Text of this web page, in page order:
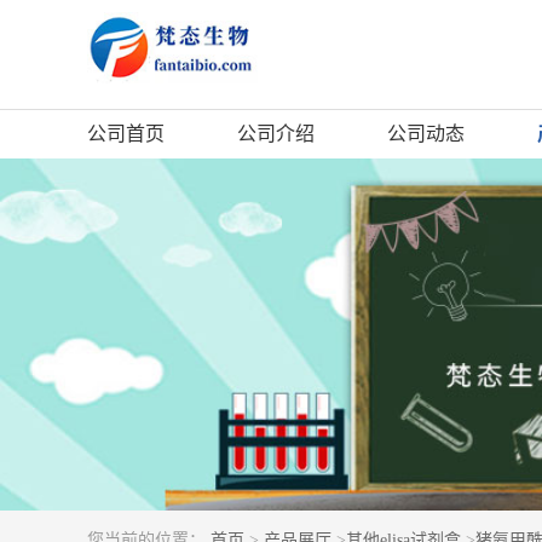
公司首页 公司介绍 公司动态